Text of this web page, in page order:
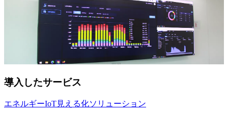
導入したサービス
エネルギーIoT見える化ソリューション